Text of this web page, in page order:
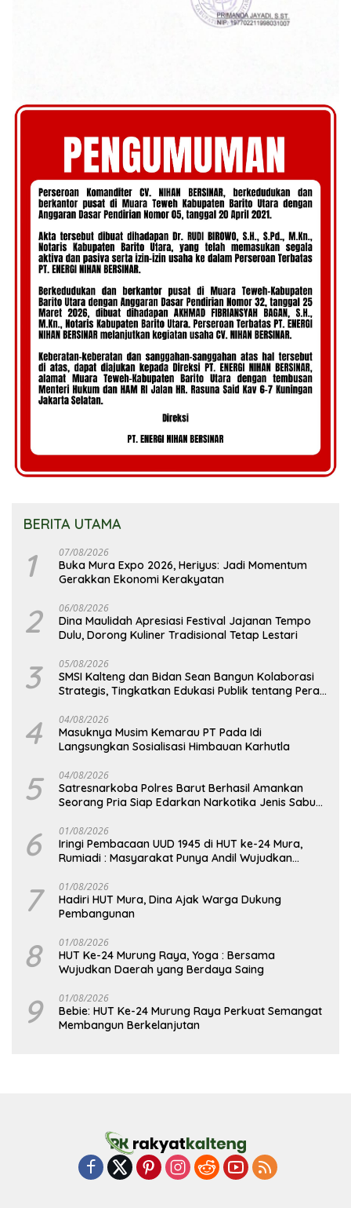
BERITA UTAMA
1 07/08/2026
Buka Mura Expo 2026, Heriyus: Jadi Momentum
Gerakkan Ekonomi Kerakyatan
2 06/08/2026
Dina Maulidah Apresiasi Festival Jajanan Tempo
Dulu, Dorong Kuliner Tradisional Tetap Lestari
3 05/08/2026
SMSI Kalteng dan Bidan Sean Bangun Kolaborasi
Strategis, Tingkatkan Edukasi Publik tentang Peran
4 04/08/2026
Masuknya Musim Kemarau PT Pada Idi
Langsungkan Sosialisasi Himbauan Karhutla
5 04/08/2026
Satresnarkoba Polres Barut Berhasil Amankan
Seorang Pria Siap Edarkan Narkotika Jenis Sabu
6 01/08/2026
Iringi Pembacaan UUD 1945 di HUT ke-24 Mura,
Rumiadi : Masyarakat Punya Andil Wujudkan
7 01/08/2026
Hadiri HUT Mura, Dina Ajak Warga Dukung
Pembangunan
8 01/08/2026
HUT Ke-24 Murung Raya, Yoga : Bersama
Wujudkan Daerah yang Berdaya Saing
9 01/08/2026
Bebie: HUT Ke-24 Murung Raya Perkuat Semangat
Membangun Berkelanjutan